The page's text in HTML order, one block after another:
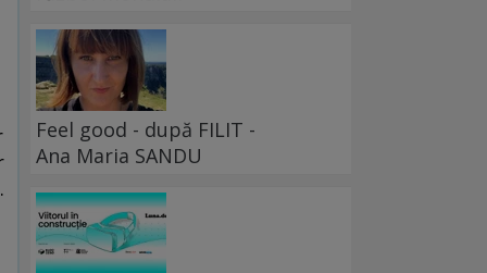
Feel good - după FILIT -
Ana Maria SANDU